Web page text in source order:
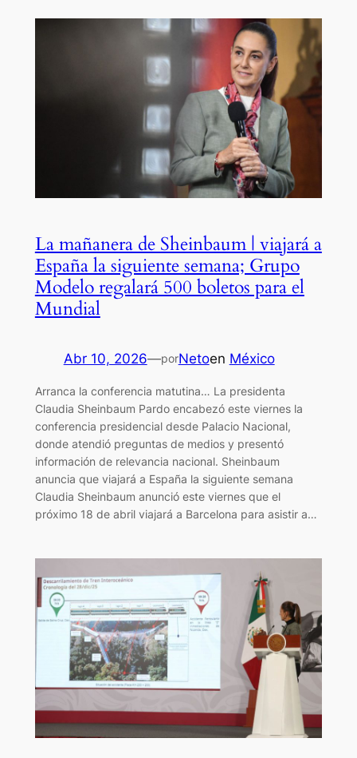
La mañanera de Sheinbaum | viajará a
España la siguiente semana; Grupo
Modelo regalará 500 boletos para el
Mundial
Abr 10, 2026—porNetoen México
Arranca la conferencia matutina… La presidenta
Claudia Sheinbaum Pardo encabezó este viernes la
conferencia presidencial desde Palacio Nacional,
donde atendió preguntas de medios y presentó
información de relevancia nacional. Sheinbaum
anuncia que viajará a España la siguiente semana
Claudia Sheinbaum anunció este viernes que el
próximo 18 de abril viajará a Barcelona para asistir a…